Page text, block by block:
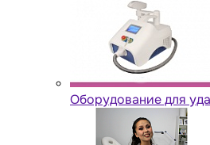
Оборудование для